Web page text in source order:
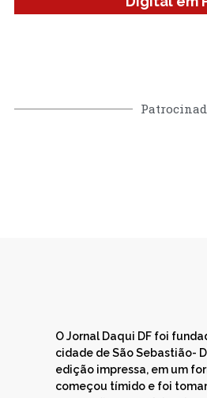
O Jornal Daqui DF foi
cidade de São Sebastião-
edição impressa, em um
começou tímido e foi